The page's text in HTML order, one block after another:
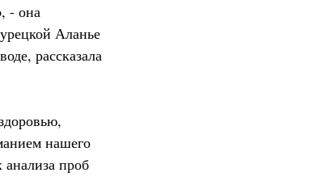
- она
Аланье
рассказала
нашего
проб